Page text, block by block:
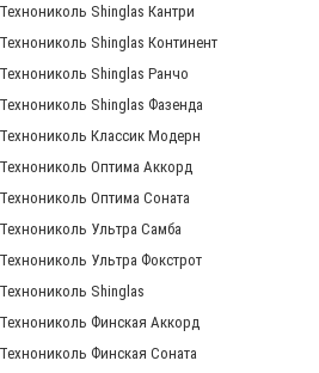
Технониколь Shinglas Кантри
Технониколь Shinglas Континент
Технониколь Shinglas Ранчо
Технониколь Shinglas Фазенда
Технониколь Классик Модерн
Технониколь Оптима Аккорд
Технониколь Оптима Соната
Технониколь Ультра Самба
Технониколь Ультра Фокстрот
Технониколь Shinglas
Технониколь Финская Аккорд
Технониколь Финская Соната